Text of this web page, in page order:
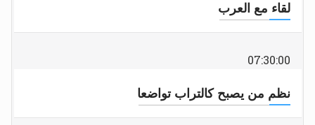
لقاء مع العرب
07:30:00
نظم من يصبح كالتراب تواضعا